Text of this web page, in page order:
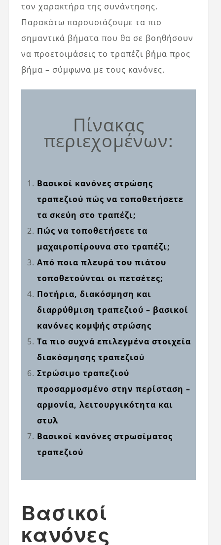
τον χαρακτήρα της συνάντησης.
Παρακάτω παρουσιάζουμε τα πιο
σημαντικά βήματα που θα σε βοηθήσουν
να προετοιμάσεις το τραπέζι βήμα προς
βήμα – σύμφωνα με τους κανόνες.
Πίνακας
περιεχομένων:
Βασικοί κανόνες στρώσης
τραπεζιού πώς να τοποθετήσετε
τα σκεύη στο τραπέζι;
Πώς να τοποθετήσετε τα
μαχαιροπίρουνα στο τραπέζι;
Από ποια πλευρά του πιάτου
τοποθετούνται οι πετσέτες;
Ποτήρια, διακόσμηση και
διαρρύθμιση τραπεζιού – βασικοί
κανόνες κομψής στρώσης
Τα πιο συχνά επιλεγμένα στοιχεία
διακόσμησης τραπεζιού
Στρώσιμο τραπεζιού
προσαρμοσμένο στην περίσταση –
αρμονία, λειτουργικότητα και
στυλ
Βασικοί κανόνες στρωσίματος
τραπεζιού
Βασικοί
κανόνες